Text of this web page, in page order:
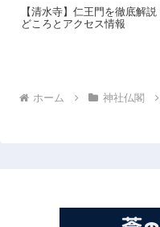
【清水寺】仁王門を徹底解
どころとアクセス情報
ホーム 神社仏閣